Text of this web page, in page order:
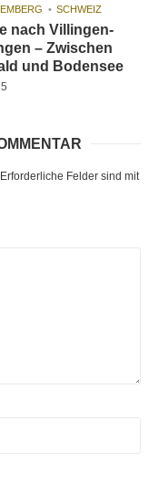
SCHWEIZ
nach Villingen-
– Zwischen
und Bodensee
Erforderliche Felder sind mit